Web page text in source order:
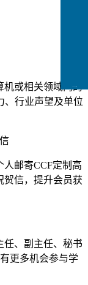
或相关领域内的
、行业声望及单位
人邮寄CCF定制高
贺信，提升会员获
任、副主任、秘书
更多机会参与学